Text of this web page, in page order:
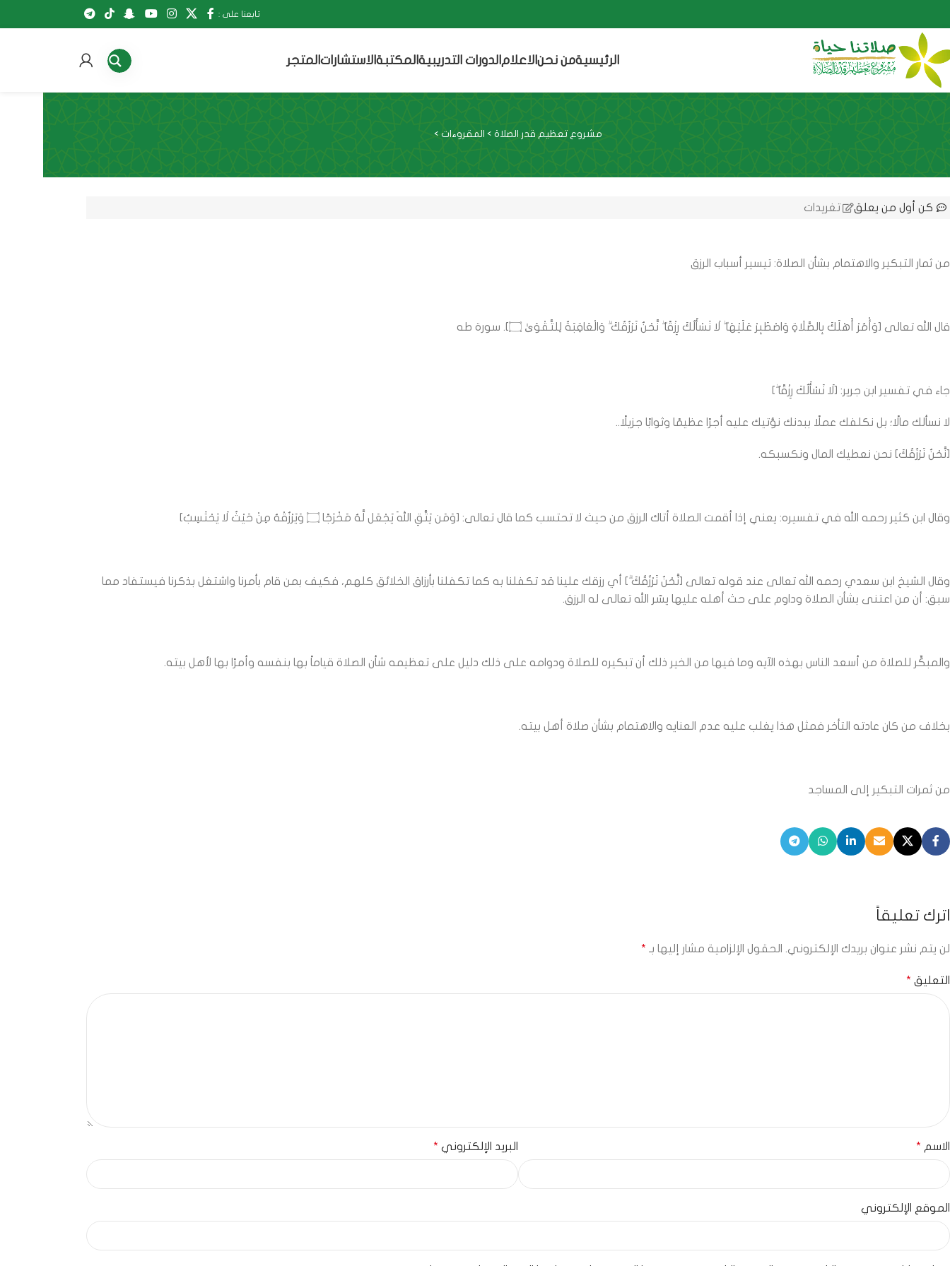
تابعنا على :
الرئيسيةمن نحن الاعلام الدورات التدريبية المكتبة الاستشارات المتجر
مشروع تعظيم قدر الصلاة > المقروءات >
كن أول من يعلق تغريدات
من ثمار التبكير والاهتمام بشأن الصلاة: تيسير أسباب الرزق
قال الله تعالى [وَأْمُرْ أَهْلَكَ بِالصَّلَاةِ وَاصْطَبِرْ عَلَيْهَا ۖ لَا نَسْأَلُكَ رِزْقًا ۖ نَّحْنُ نَرْزُقُكَ ۗ وَالْعَاقِبَةُ لِلتَّقْوَىٰ ۝]. سورة طه
جاء في تفسير ابن جرير: [لَا نَسْأَلُكَ رِزْقًا ۖ]
لا نسألك مالًا؛ بل نكلفك عملًا ببدنك نؤتيك عليه أجرًا عظيمًا وثوابًا جزيلًا..
[نَّحْنُ نَرْزُقُكَ] نحن نعطيك المال ونكسبكه.
وقال ابن كثير رحمه الله في تفسيره: يعني إذا أقمت الصلاة أتاك الرزق من حيث لا تحتسب كما قال تعالى: [وَمَن يَتَّقِ اللهَ يَجْعَل لَّهُ مَخْرَجًا ۝ وَيَرْزُقْهُ مِنْ حَيْثُ لَا يَحْتَسِبُ]
وقال الشيخ ابن سعدي رحمه الله تعالى عند قوله تعالى [نَّحْنُ نَرْزُقُكَ ۗ] أي رزقك علينا قد تكفلنا به كما تكفلنا بأرزاق الخلائق كلهم، فكيف بمن قام بأمرنا واشتغل بذكرنا فيستفاد مما
سبق: أن من اعتنى بشأن الصلاة وداوم على حث أهله عليها يسّر الله تعالى له الرزق.
والمبكِّر للصلاة من أسعد الناس بهذه الآيه وما فيها من الخير ذلك أن تبكيره للصلاة ودوامه على ذلك دليل على تعظيمه شأن الصلاة قياماً بها بنفسه وأمرًا بها لأهل بيته.
بخلاف من كان عادته التأخر فمثل هذا يغلب عليه عدم العنايه والاهتمام بشأن صلاة أهل بيته.
من ثمرات التبكير إلى المساجد
اترك تعليقاً
لن يتم نشر عنوان بريدك الإلكتروني. الحقول الإلزامية مشار إليها بـ *
التعليق *
الاسم * البريد الإلكتروني *
الموقع الإلكتروني